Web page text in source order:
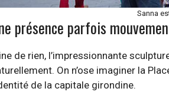
Sanna
présence parfois
de rien, l’impressionnante
On n’ose imaginer la
de la capitale girondine.